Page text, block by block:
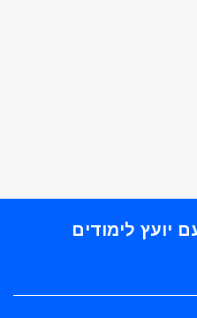
יועץ לימודים